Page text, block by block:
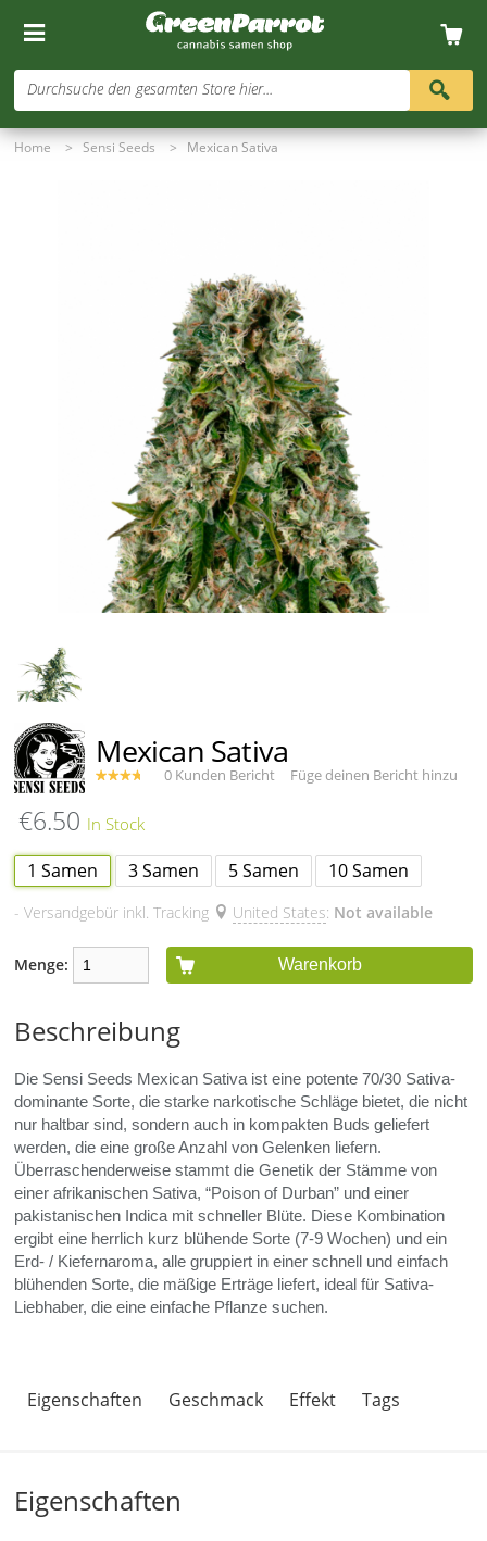
Durchsuche den gesamten Store hier...
Home > Sensi Seeds > Mexican Sativa
Mexican Sativa
0 Kunden Bericht Füge deinen Bericht hinzu
€6.50
1 Samen 3 Samen 5 Samen 10 Samen
- Versandgebür inkl. Tracking United States: Not available
Menge: Warenkorb
Beschreibung
Die Sensi Seeds Mexican Sativa ist eine potente 70/30 Sativa-
dominante Sorte, die starke narkotische Schläge bietet, die nicht
nur haltbar sind, sondern auch in kompakten Buds geliefert
werden, die eine große Anzahl von Gelenken liefern.
Überraschenderweise stammt die Genetik der Stämme von
einer afrikanischen Sativa, “Poison of Durban” und einer
pakistanischen Indica mit schneller Blüte. Diese Kombination
ergibt eine herrlich kurz blühende Sorte (7-9 Wochen) und ein
Erd- / Kiefernaroma, alle gruppiert in einer schnell und einfach
blühenden Sorte, die mäßige Erträge liefert, ideal für Sativa-
Liebhaber, die eine einfache Pflanze suchen.
Eigenschaften Geschmack Effekt Tags
Eigenschaften